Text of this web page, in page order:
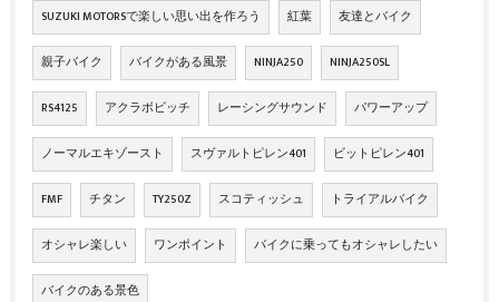
SUZUKI MOTORSで楽しい思い出を作ろう 紅葉 友達とバイク
親子バイク バイクがある風景 NINJA250 NINJA250SL
RS4125 アクラボビッチ レーシングサウンド パワーアップ
ノーマルエキゾースト スヴァルトピレン401 ビットピレン401
FMF チタン TY250Z スコティッシュ トライアルバイク
オシャレ楽しい ワンポイント バイクに乗ってもオシャレしたい
バイクのある景色